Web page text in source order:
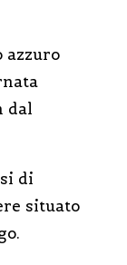
azzuro
dal
di
situato